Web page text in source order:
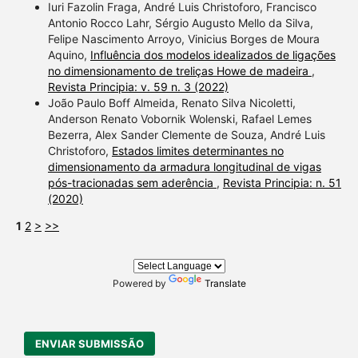
Iuri Fazolin Fraga, André Luis Christoforo, Francisco
Antonio Rocco Lahr, Sérgio Augusto Mello da Silva,
Felipe Nascimento Arroyo, Vinicius Borges de Moura
Aquino, Influência dos modelos idealizados de ligações
no dimensionamento de treliças Howe de madeira ,
Revista Principia: v. 59 n. 3 (2022)
João Paulo Boff Almeida, Renato Silva Nicoletti,
Anderson Renato Vobornik Wolenski, Rafael Lemes
Bezerra, Alex Sander Clemente de Souza, André Luis
Christoforo, Estados limites determinantes no
dimensionamento da armadura longitudinal de vigas
pós-tracionadas sem aderência , Revista Principia: n. 51
(2020)
1 2 > >>
Powered by Translate
ENVIAR SUBMISSÃO